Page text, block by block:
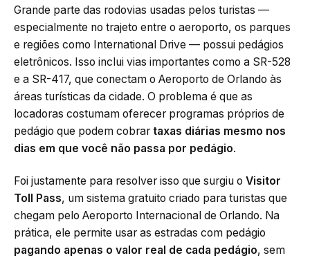
Grande parte das rodovias usadas pelos turistas —
especialmente no trajeto entre o aeroporto, os parques
e regiões como International Drive — possui pedágios
eletrônicos. Isso inclui vias importantes como a SR-528
e a SR-417, que conectam o Aeroporto de Orlando às
áreas turísticas da cidade. O problema é que as
locadoras costumam oferecer programas próprios de
pedágio que podem cobrar taxas diárias mesmo nos
dias em que você não passa por pedágio.
Foi justamente para resolver isso que surgiu o Visitor
Toll Pass, um sistema gratuito criado para turistas que
chegam pelo Aeroporto Internacional de Orlando. Na
prática, ele permite usar as estradas com pedágio
pagando apenas o valor real de cada pedágio, sem